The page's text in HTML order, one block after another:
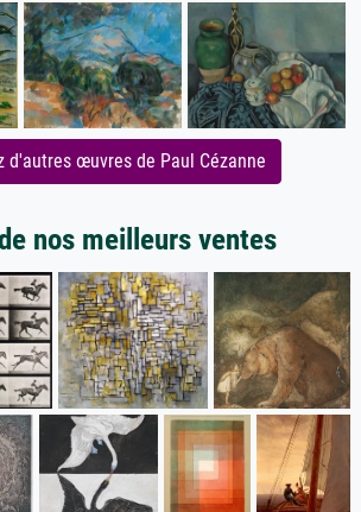
d'autres œuvres de Paul Cézanne
nos meilleurs ventes